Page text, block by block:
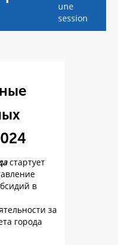
une
session
стартует
в
за
города